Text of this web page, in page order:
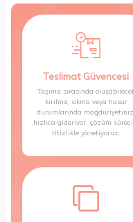
Teslimat Güvencesi
Taşıma sırasında
kırılma, akma veya hasar
durumlarında
hızlıca gideriyor, çözüm
titizlikle yönetiyoruz.